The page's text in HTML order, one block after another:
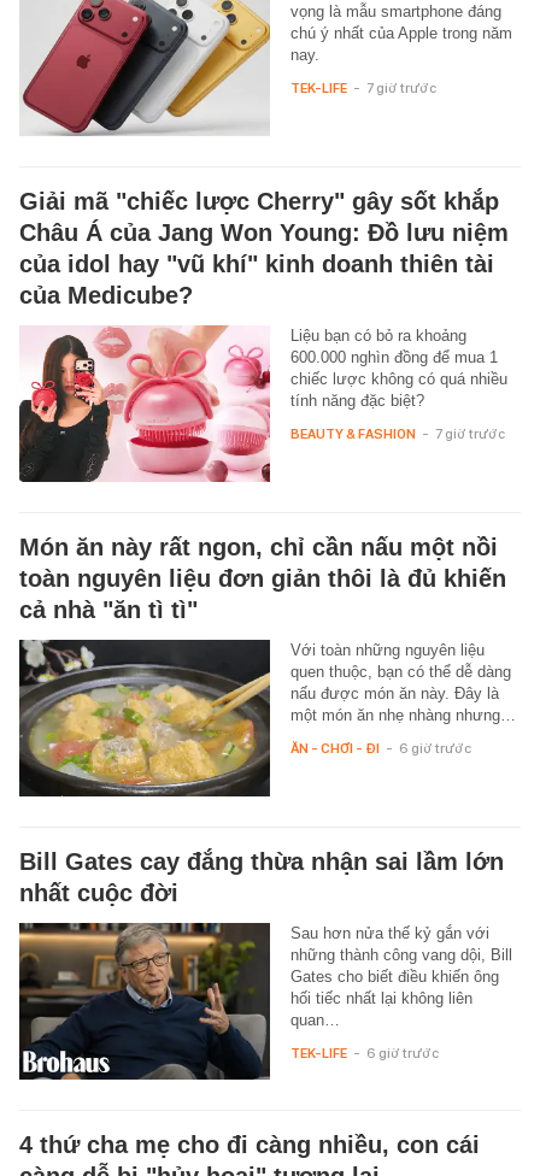
vọng là mẫu smartphone đáng
chú ý nhất của Apple trong năm
nay.
TEK-LIFE - 7 giờ trước
Giải mã "chiếc lược Cherry" gây sốt khắp
Châu Á của Jang Won Young: Đồ lưu niệm
của idol hay "vũ khí" kinh doanh thiên tài
của Medicube?
Liệu bạn có bỏ ra khoảng
600.000 nghìn đồng để mua 1
chiếc lược không có quá nhiều
tính năng đặc biệt?
BEAUTY & FASHION - 7 giờ trước
Món ăn này rất ngon, chỉ cần nấu một nồi
toàn nguyên liệu đơn giản thôi là đủ khiến
cả nhà "ăn tì tì"
Với toàn những nguyên liệu
quen thuộc, bạn có thể dễ dàng
nấu được món ăn này. Đây là
một món ăn nhẹ nhàng nhưng…
ĂN - CHƠI - ĐI - 6 giờ trước
Bill Gates cay đắng thừa nhận sai lầm lớn
nhất cuộc đời
Sau hơn nửa thế kỷ gắn với
những thành công vang dội, Bill
Gates cho biết điều khiến ông
hối tiếc nhất lại không liên
quan…
TEK-LIFE - 6 giờ trước
4 thứ cha mẹ cho đi càng nhiều, con cái